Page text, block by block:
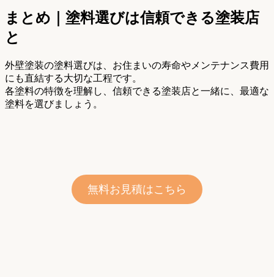
まとめ｜塗料選びは信頼できる塗装店
と
外壁塗装の塗料選びは、お住まいの寿命やメンテナンス費用
にも直結する大切な工程です。
各塗料の特徴を理解し、信頼できる塗装店と一緒に、最適な
塗料を選びましょう。
無料お見積はこちら